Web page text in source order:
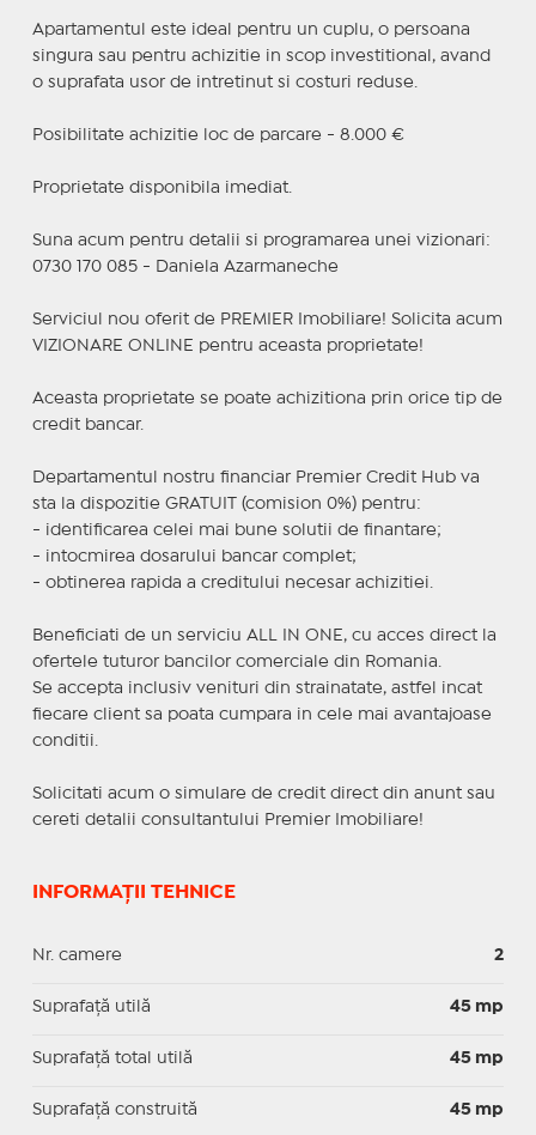
Apartamentul este ideal pentru un cuplu, o persoana
singura sau pentru achizitie in scop investitional, avand
o suprafata usor de intretinut si costuri reduse.
Posibilitate achizitie loc de parcare - 8.000 €
Proprietate disponibila imediat.
Suna acum pentru detalii si programarea unei vizionari:
0730 170 085 - Daniela Azarmaneche
Serviciul nou oferit de PREMIER Imobiliare! Solicita acum
VIZIONARE ONLINE pentru aceasta proprietate!
Aceasta proprietate se poate achizitiona prin orice tip de
credit bancar.
Departamentul nostru financiar Premier Credit Hub va
sta la dispozitie GRATUIT (comision 0%) pentru:
- identificarea celei mai bune solutii de finantare;
- intocmirea dosarului bancar complet;
- obtinerea rapida a creditului necesar achizitiei.
Beneficiati de un serviciu ALL IN ONE, cu acces direct la
ofertele tuturor bancilor comerciale din Romania.
Se accepta inclusiv venituri din strainatate, astfel incat
fiecare client sa poata cumpara in cele mai avantajoase
conditii.
Solicitati acum o simulare de credit direct din anunt sau
cereti detalii consultantului Premier Imobiliare!
INFORMAȚII TEHNICE
Nr. camere 2
Suprafaţă utilă 45 mp
Suprafaţă total utilă 45 mp
Suprafaţă construită 45 mp